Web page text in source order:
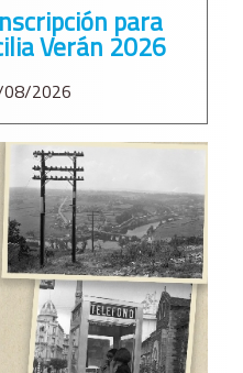
para
Verán 2026
08/2026